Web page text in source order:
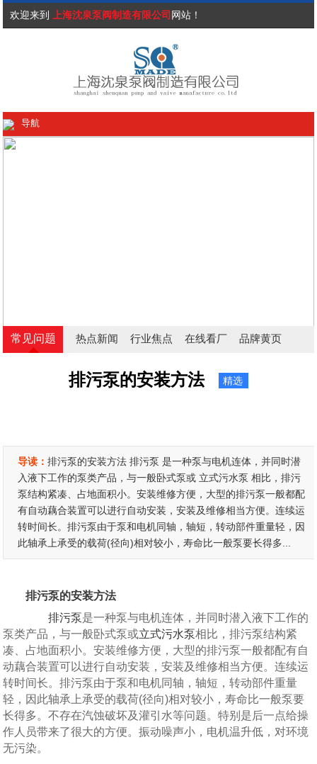
欢迎来到 上海沈泉泵阀制造有限公司 网站！
导航
常见问题 热点新闻 行业焦点 在线看厂 品牌黄页
排污泵的安装方法 精选
导读：排污泵的安装方法 排污泵 是一种泵与电机连体，并同时潜
入液下工作的泵类产品，与一般卧式泵或 立式污水泵 相比，排污
泵结构紧凑、占地面积小。安装维修方便，大型的排污泵一般都配
有自动藕合装置可以进行自动安装，安装及维修相当方便。连续运
转时间长。排污泵由于泵和电机同轴，轴短，转动部件重量轻，因
此轴承上承受的载荷(径向)相对较小，寿命比一般泵要长得多...
排污泵的安装方法
排污泵是一种泵与电机连体，并同时潜入液下工作的
泵类产品，与一般卧式泵或立式污水泵相比，排污泵结构紧
凑、占地面积小。安装维修方便，大型的排污泵一般都配有自
动藕合装置可以进行自动安装，安装及维修相当方便。连续运
转时间长。排污泵由于泵和电机同轴，轴短，转动部件重量
轻，因此轴承上承受的载荷(径向)相对较小，寿命比一般泵要
长得多。不存在汽蚀破坏及灌引水等问题。特别是后一点给操
作人员带来了很大的方便。振动噪声小，电机温升低，对环境
无污染。